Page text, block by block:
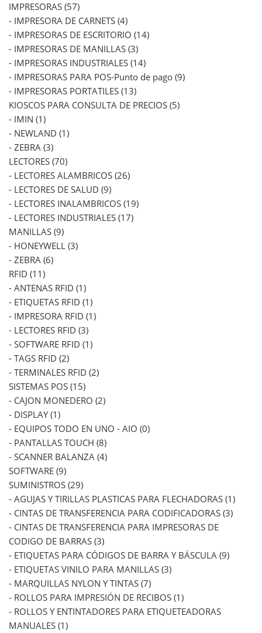
IMPRESORAS (57)
- IMPRESORA DE CARNETS (4)
- IMPRESORAS DE ESCRITORIO (14)
- IMPRESORAS DE MANILLAS (3)
- IMPRESORAS INDUSTRIALES (14)
- IMPRESORAS PARA POS-Punto de pago (9)
- IMPRESORAS PORTATILES (13)
KIOSCOS PARA CONSULTA DE PRECIOS (5)
- IMIN (1)
- NEWLAND (1)
- ZEBRA (3)
LECTORES (70)
- LECTORES ALAMBRICOS (26)
- LECTORES DE SALUD (9)
- LECTORES INALAMBRICOS (19)
- LECTORES INDUSTRIALES (17)
MANILLAS (9)
- HONEYWELL (3)
- ZEBRA (6)
RFID (11)
- ANTENAS RFID (1)
- ETIQUETAS RFID (1)
- IMPRESORA RFID (1)
- LECTORES RFID (3)
- SOFTWARE RFID (1)
- TAGS RFID (2)
- TERMINALES RFID (2)
SISTEMAS POS (15)
- CAJON MONEDERO (2)
- DISPLAY (1)
- EQUIPOS TODO EN UNO - AIO (0)
- PANTALLAS TOUCH (8)
- SCANNER BALANZA (4)
SOFTWARE (9)
SUMINISTROS (29)
- AGUJAS Y TIRILLAS PLASTICAS PARA FLECHADORAS (1)
- CINTAS DE TRANSFERENCIA PARA CODIFICADORAS (3)
- CINTAS DE TRANSFERENCIA PARA IMPRESORAS DE
CODIGO DE BARRAS (3)
- ETIQUETAS PARA CÓDIGOS DE BARRA Y BÁSCULA (9)
- ETIQUETAS VINILO PARA MANILLAS (3)
- MARQUILLAS NYLON Y TINTAS (7)
- ROLLOS PARA IMPRESIÓN DE RECIBOS (1)
- ROLLOS Y ENTINTADORES PARA ETIQUETEADORAS
MANUALES (1)